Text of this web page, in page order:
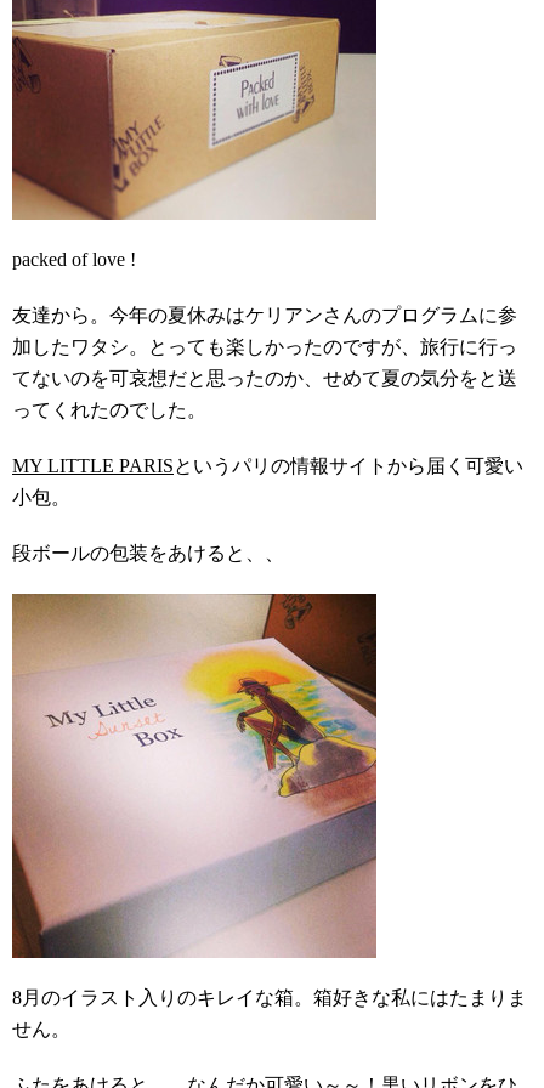
packed of love !
友達から。今年の夏休みはケリアンさんのプログラムに参
加したワタシ。とっても楽しかったのですが、旅行に行っ
てないのを可哀想だと思ったのか、せめて夏の気分をと送
ってくれたのでした。
MY LITTLE PARISというパリの情報サイトから届く可愛い
小包。
段ボールの包装をあけると、、
8月のイラスト入りのキレイな箱。箱好きな私にはたまりま
せん。